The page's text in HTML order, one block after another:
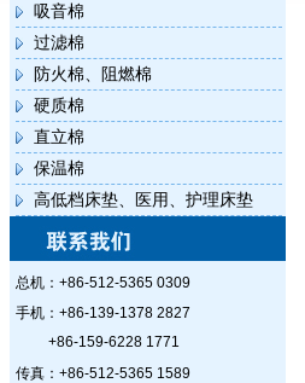
吸音棉
过滤棉
防火棉、阻燃棉
硬质棉
直立棉
保温棉
高低档床垫、医用、护理床垫
总机：+86-512-5365 0309
手机：+86-139-1378 2827
+86-159-6228 1771
传真：+86-512-5365 1589